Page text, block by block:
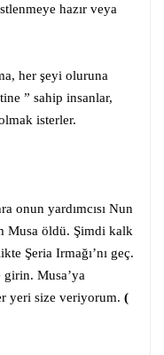
hazır veya
her şeyi oluruna
” sahip insanlar,
isterler.
onun yardımcısı Nun
Musa öldü. Şimdi kalk
Şeria Irmağı’nı geç.
girin. Musa’ya
yeri size veriyorum. (